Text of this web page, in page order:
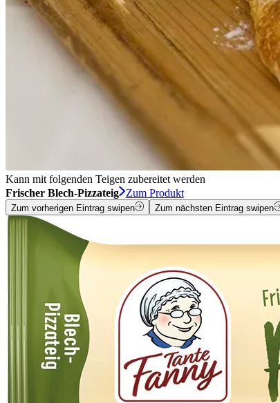
Kann mit folgenden Teigen zubereitet werden
Frischer Blech-Pizzateig
Zum Produkt
Zum vorherigen Eintrag swipen Zum nächsten Eintrag swipen